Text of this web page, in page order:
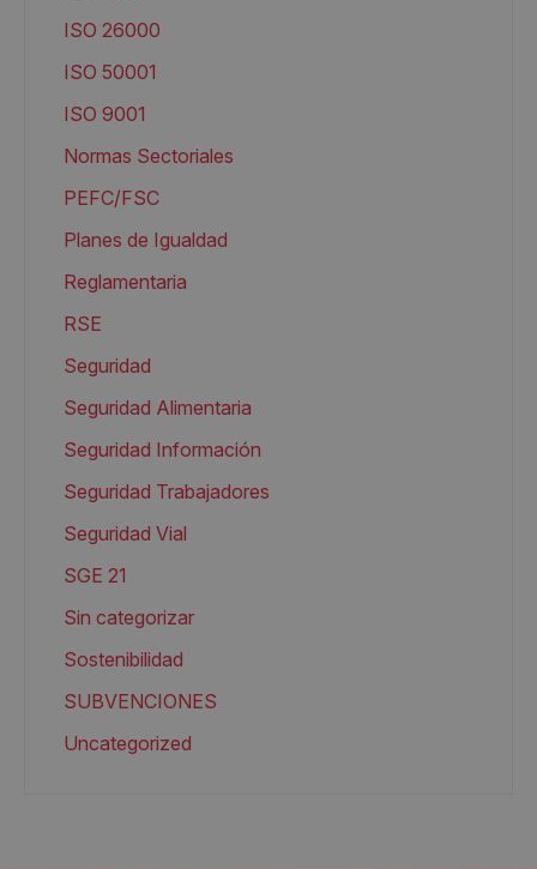
ISO 26000
ISO 50001
ISO 9001
Normas Sectoriales
PEFC/FSC
Planes de Igualdad
Reglamentaria
RSE
Seguridad
Seguridad Alimentaria
Seguridad Información
Seguridad Trabajadores
Seguridad Vial
SGE 21
Sin categorizar
Sostenibilidad
SUBVENCIONES
Uncategorized